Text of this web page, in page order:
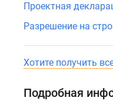
коричневыми
мансардными
стиль
разбавляют
Проектная
Разрешение на
Хотите получить
Подробная